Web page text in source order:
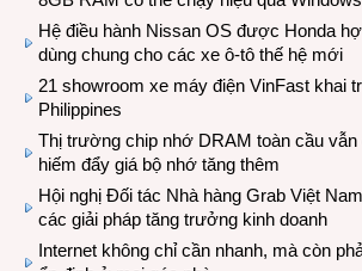
Hệ điều hành Nissan OS được Honda
dùng chung cho các xe ô-tô thế hệ mới
21 showroom xe máy điện VinFast khai
Philippines
Thị trường chip nhớ DRAM toàn cầu vẫn
hiếm đẩy giá bộ nhớ tăng thêm
Hội nghị Đối tác Nhà hàng Grab Việt
các giải pháp tăng trưởng kinh doanh
Internet không chỉ cần nhanh, mà còn